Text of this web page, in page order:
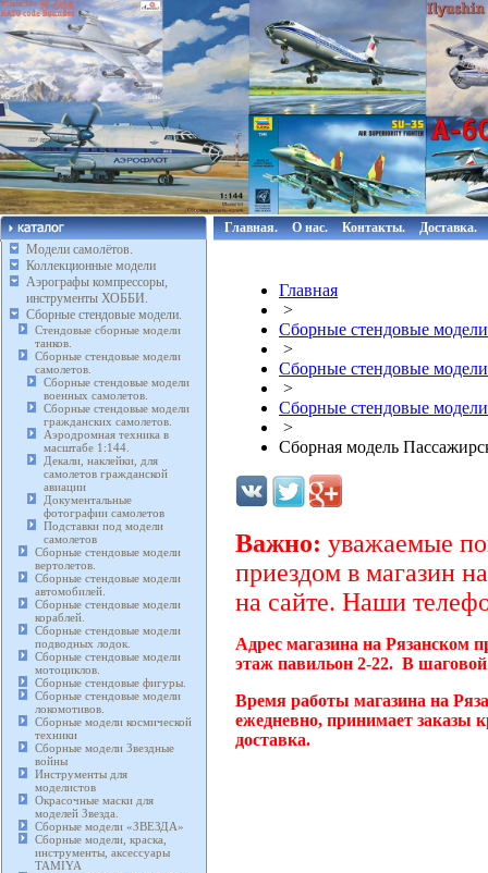
Модели самолётов.
Коллекционные модели
Аэрографы компрессоры,
инструменты ХОББИ.
Сборные стендовые модели.
Стендовые сборные модели
танков.
Сборные стендовые модели
самолетов.
Сборные стендовые модели
военных самолетов.
Сборные стендовые модели
гражданских самолетов.
Аэродромная техника в
масштабе 1:144.
Декали, наклейки, для
самолетов гражданской
авиации
Документальные
фотографии самолетов
Подставки под модели
самолетов
Сборные стендовые модели
вертолетов.
Сборные стендовые модели
автомобилей.
Сборные стендовые модели
кораблей.
Сборные стендовые модели
подводных лодок.
Сборные стендовые модели
мотоциклов.
Сборные стендовые фигуры.
Сборные стендовые модели
локомотивов.
Сборные модели космической
техники
Сборные модели Звездные
войны
Инструменты для
моделистов
Окрасочные маски для
моделей Звезда.
Сборные модели «ЗВЕЗДА»
Сборные модели, краска,
инструменты, аксессуары
TAMIYA
Главная. О нас. Контакты. Доставка.
Главная
>
Сборные стендовые
>
Сборные стендовые
>
Сборные стендовые
>
Сборная модель
Важно: уважаемые
приездом в магазин
на сайте. Наши
Адрес магазина на Рязанском
этаж павильон 2-22. В
Время работы магазина на
ежедневно, принимает заказы
доставка.